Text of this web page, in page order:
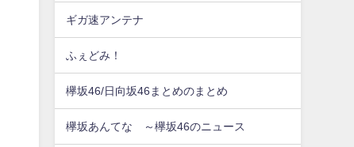
ギガ速アンテナ
ふぇどみ！
欅坂46/日向坂46まとめのまとめ
欅坂あんてな ～欅坂46のニュース